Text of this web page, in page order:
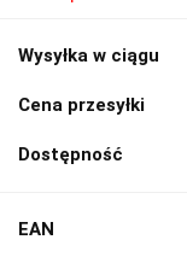
Wysyłka w ciągu
Cena przesyłki
Dostępność
EAN